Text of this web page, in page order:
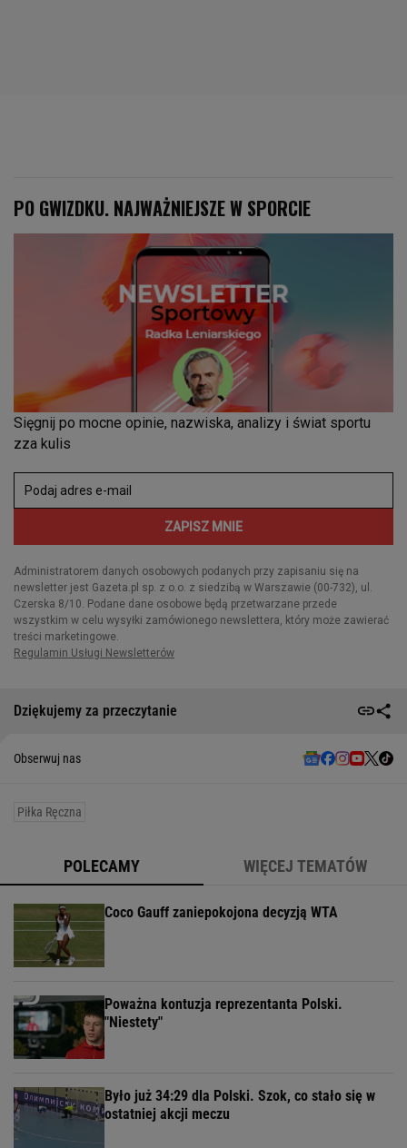
Dziękujemy za przeczytanie
Obserwuj nas
Piłka Ręczna
POLECAMY WIĘCEJ TEMATÓW
Coco Gauff zaniepokojona decyzją WTA
Poważna kontuzja reprezentanta Polski.
"Niestety"
Było już 34:29 dla Polski. Szok, co stało się w
ostatniej akcji meczu